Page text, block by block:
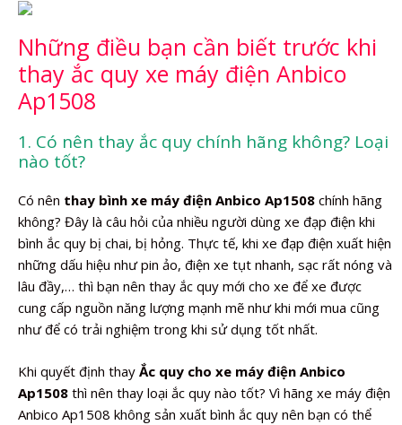
Những điều bạn cần biết trước khi
thay ắc quy xe máy điện Anbico
Ap1508
1. Có nên thay ắc quy chính hãng không? Loại
nào tốt?
Có nên thay bình xe máy điện Anbico Ap1508 chính hãng
không? Đây là câu hỏi của nhiều người dùng xe đạp điện khi
bình ắc quy bị chai, bị hỏng. Thực tế, khi xe đạp điện xuất hiện
những dấu hiệu như pin ảo, điện xe tụt nhanh, sạc rất nóng và
lâu đầy,… thì bạn nên thay ắc quy mới cho xe để xe được
cung cấp nguồn năng lượng mạnh mẽ như khi mới mua cũng
như để có trải nghiệm trong khi sử dụng tốt nhất.
Khi quyết định thay Ắc quy cho xe máy điện Anbico
Ap1508 thì nên thay loại ắc quy nào tốt? Vì hãng xe máy điện
Anbico Ap1508 không sản xuất bình ắc quy nên bạn có thể